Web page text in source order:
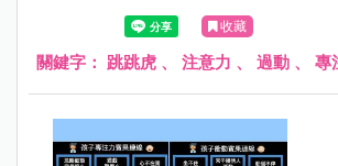
時可以很專心，但在學校老師一直說他靜
我困擾，我家的孩子到底有沒有問題啊？
收藏
關鍵字： 跳跳虎 、 注意力 、 過動 、 專